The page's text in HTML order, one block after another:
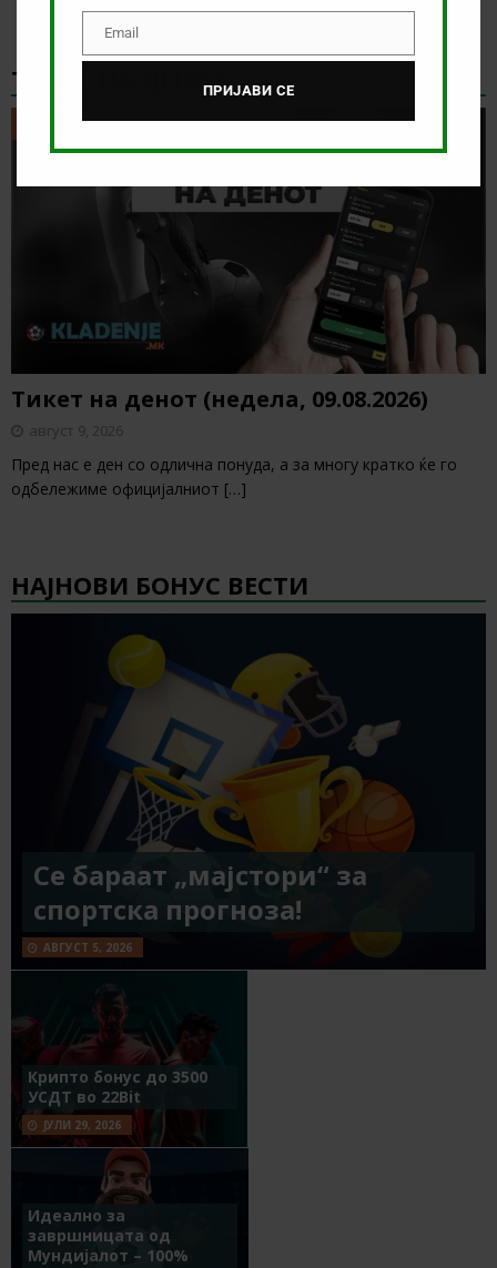
ТИКЕТ НА ДЕНОТ
ТИКЕТ НА ДЕНОТ
Тикет на денот (недела, 09.08.2026)
август 9, 2026
Пред нас е ден со одлична понуда, а за многу кратко ќе го
одбележиме официјалниот […]
НАЈНОВИ БОНУС ВЕСТИ
Се бараат „мајстори“ за
спортска прогноза!
АВГУСТ 5, 2026
Крипто бонус до 3500
УСДТ во 22Bit
ЈУЛИ 29, 2026
Идеално за
завршницата од
Мундијалот – 100%
EmailEmail
ПРИЈАВИ СЕ